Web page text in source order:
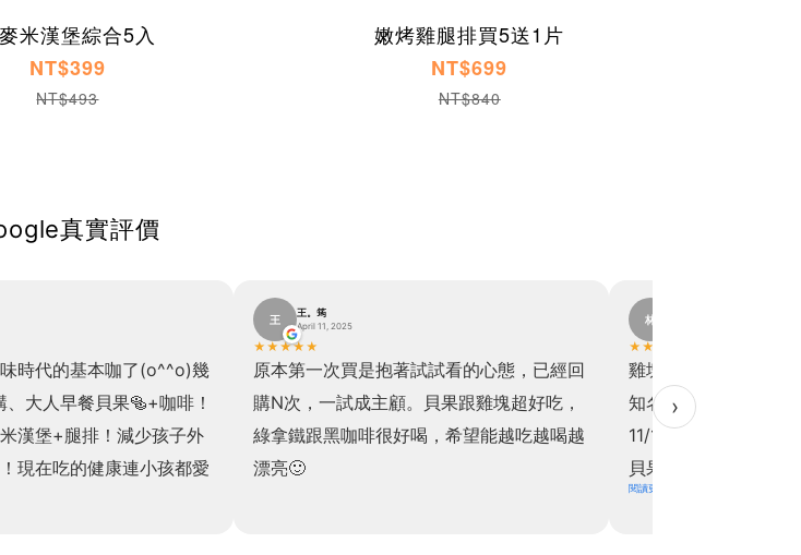
米漢堡綜合5入
NT$399
NT$493
嫩烤雞腿排買5送1片
NT$699
NT$840
真實評價
時代的基本咖了(o^^o)幾
、大人早餐貝果🥯+咖啡！
漢堡+腿排！減少孩子外
現在吃的健康連小孩都愛
王 王。筠
April 11, 2025
★ ★ ★★ ★
原本第一次買是抱著試試看的心態，已經回
購N次，一試成主顧。貝果跟雞塊超好吃，
綠拿鐵跟黑咖啡很好喝，希望能越吃越喝越
漂亮🙂
林
★ ★
雞塊真的超級超級超
知名速食好吃！！於
11/11直接下單買六送
貝果也是，關於飲食
上天派來讓我解饞的
閱讀更多
›